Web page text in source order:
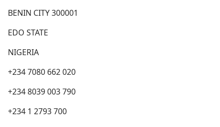
BENIN CITY 300001
EDO STATE
NIGERIA
+234 7080 662 020
+234 8039 003 790
+234 1 2793 700